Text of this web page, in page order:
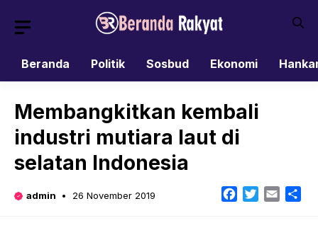
Beranda
Politik Sosbud Ekonomi
Membangkitkan kembali
industri mutiara laut di
selatan Indonesia
admin 26 November 2019 Facebook
TwitterEmail